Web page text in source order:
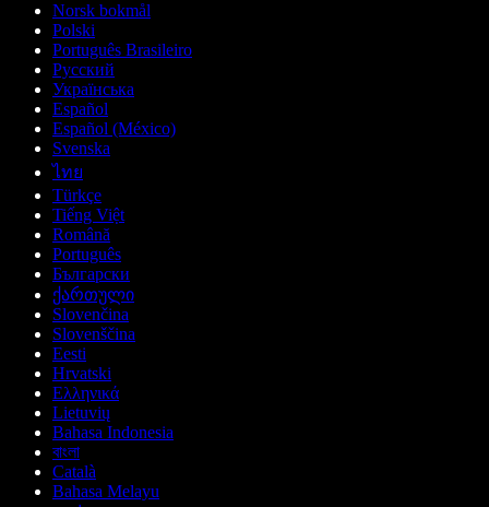
Norsk bokmål
Polski
Português Brasileiro
Русский
Українська
Español
Español (México)
Svenska
ไทย
Türkçe
Tiếng Việt
Română
Português
Български
ქართული
Slovenčina
Slovenščina
Eesti
Hrvatski
Ελληνικά
Lietuvių
Bahasa Indonesia
বাংলা
Català
Bahasa Melayu